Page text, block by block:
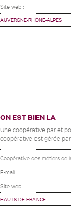
Site web :
AUVERGNE-RHÔNE-ALPES
ON EST BIEN LA
Une coopérative par et
coopérative est gérée
Coopérative des métiers de
E-mail :
Site web :
HAUTS-DE-FRANCE